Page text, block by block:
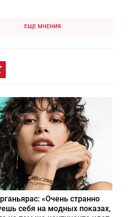
ЕЩЕ МНЕНИЯ
«Очень странно
себя на модных показах,